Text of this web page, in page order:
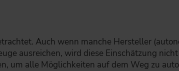
Auch wenn manche Hersteller
ausreichen, wird diese Einschätzung
um alle Möglichkeiten auf dem Weg zu